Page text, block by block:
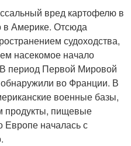
вред картофелю в
в Америке. Отсюда
судоходства,
насекомое начало
период Первой Мировой
во Франции. В
военные базы,
продукты, пищевые
началась с